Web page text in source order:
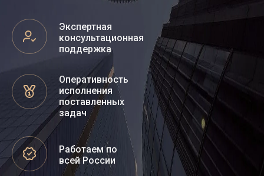
Экспертная
консультационная
поддержка
Оперативность
исполнения
поставленных
задач
Работаем по
всей России